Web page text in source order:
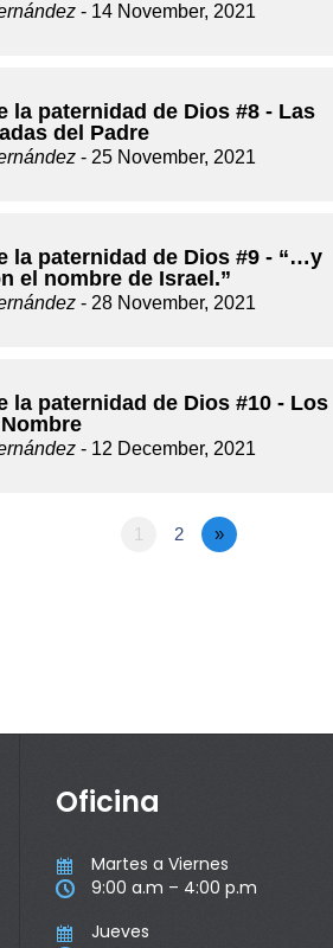
- 14 November, 2021
la paternidad de Dios #8 - Las
del Padre
- 25 November, 2021
la paternidad de Dios #9 - “…y
el nombre de Israel.”
- 28 November, 2021
la paternidad de Dios #10 - Los
- 12 December, 2021
1 2 »
Oficina
 Martes a Viernes
 9:00 a.m – 4:00 p.m
 Jueves